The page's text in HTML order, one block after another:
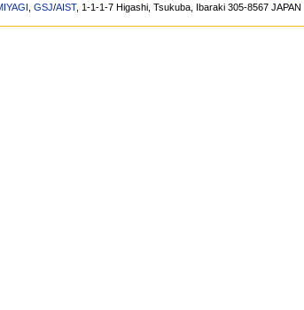
,GSJ/AIST, 1-1-1-7 Higashi, Tsukuba, Ibaraki 305-8567 JAPAN